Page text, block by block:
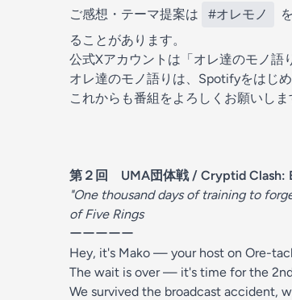
ご感想・テーマ提案は
#オレモノ
ることがあります。
公式Xアカウントは「オレ達のモノ語
オレ達のモノ語りは、Spotifyをはじ
これからも番組をよろしくお願いしま
第２回 UMA団体戦 / Cryptid Clash:
"One thousand days of training to
of Five Rings
ーーーーー
Hey, it's Mako — your host on Ore-
The wait is over — it's time for the
We survived the broadcast accident,